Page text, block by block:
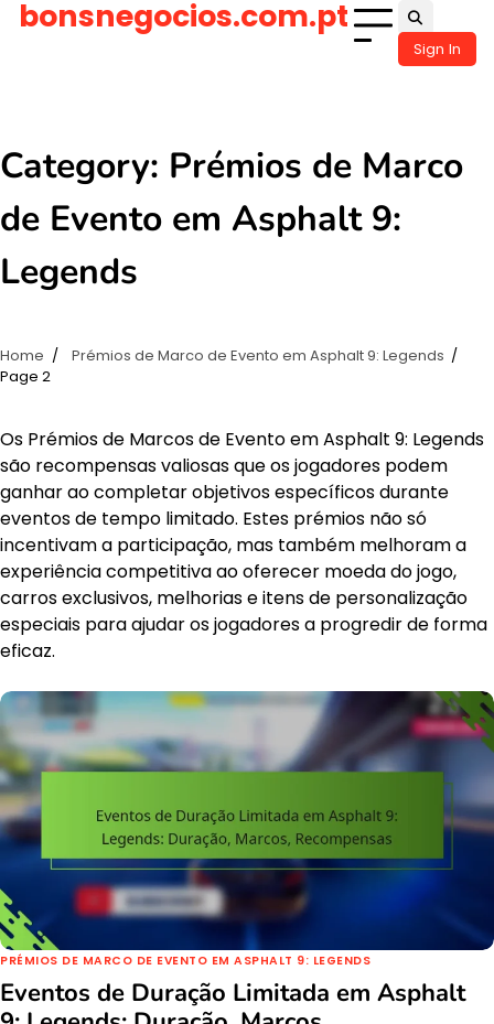
Skipbonsnegocios.com.pt
Sign In
Category: Prémios de Marco
de Evento em Asphalt 9:
Legends
Home
Prémios de Marco de Evento em Asphalt 9: Legends
Page 2
Os Prémios de Marcos de Evento em Asphalt 9: Legends
são recompensas valiosas que os jogadores podem
ganhar ao completar objetivos específicos durante
eventos de tempo limitado. Estes prémios não só
incentivam a participação, mas também melhoram a
experiência competitiva ao oferecer moeda do jogo,
carros exclusivos, melhorias e itens de personalização
especiais para ajudar os jogadores a progredir de forma
eficaz.
PRÉMIOS DE MARCO DE EVENTO EM ASPHALT 9: LEGENDS
Eventos de Duração Limitada em Asphalt